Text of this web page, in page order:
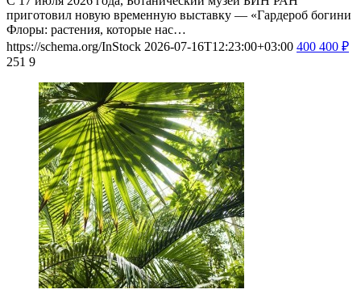
приготовил новую временную выставку — «Гардероб богини
Флоры: растения, которые нас…
https://schema.org/InStock 2026-07-16T12:23:00+03:00 400 400 ₽
251 9